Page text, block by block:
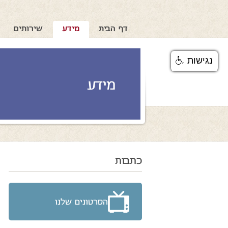
דף הבית מידע שירותים
מידע
כתבות
הסרטונים שלנו
נגישות